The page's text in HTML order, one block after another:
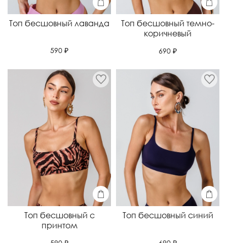
Топ бесшовный лаванда
590 ₽
Топ бесшовный темно-
коричневый
690 ₽
Топ бесшовный с
принтом
Топ бесшовный синий